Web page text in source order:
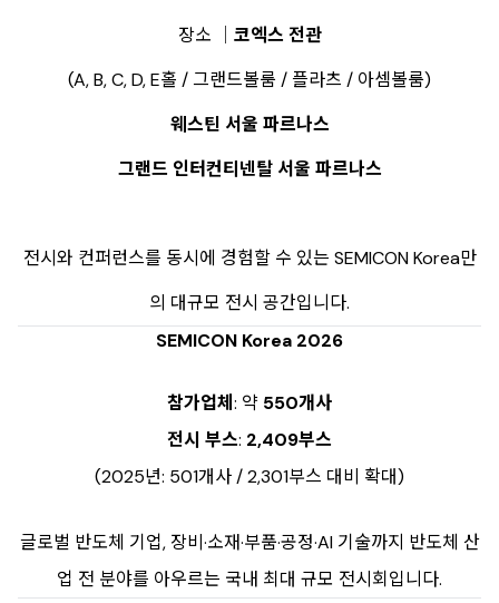
장소 │ 코엑스 전관
(A, B, C, D, E홀 / 그랜드볼룸 / 플라츠 / 아셈볼룸)
웨스틴 서울 파르나스
그랜드 인터컨티넨탈 서울 파르나스
전시와 컨퍼런스를 동시에 경험할 수 있는 SEMICON Korea만
의 대규모 전시 공간입니다.
SEMICON Korea 2026
참가업체: 약 550개사
전시 부스: 2,409부스
(2025년: 501개사 / 2,301부스 대비 확대)
글로벌 반도체 기업, 장비·소재·부품·공정·AI 기술까지 반도체 산
업 전 분야를 아우르는 국내 최대 규모 전시회입니다.